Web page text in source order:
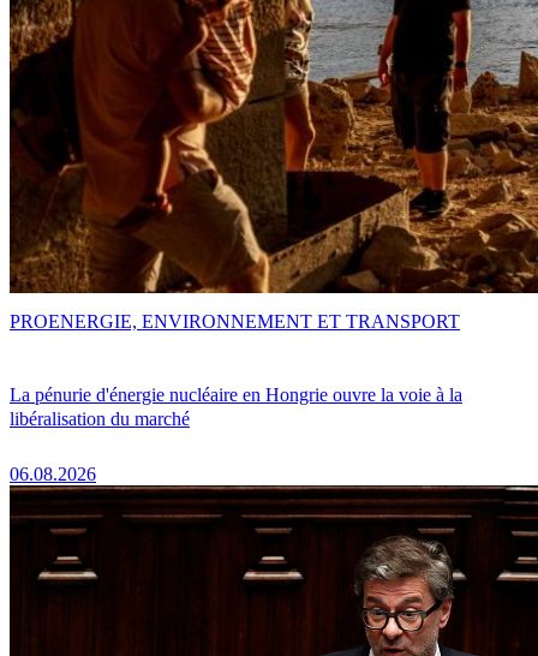
La pénurie d'énergie nucléaire en Hongrie ouvre la voie à la
libéralisation du marché
06.08.2026
PROENERGIE, ENVIRONNEMENT ET TRANSPORT